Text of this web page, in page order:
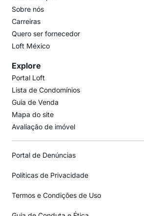
Sobre nós
Carreiras
Quero ser fornecedor
Loft México
Explore
Portal Loft
Lista de Condomínios
Guia de Venda
Mapa do site
Avaliação de imóvel
Portal de Denúncias
Políticas de Privacidade
Termos e Condições de Uso